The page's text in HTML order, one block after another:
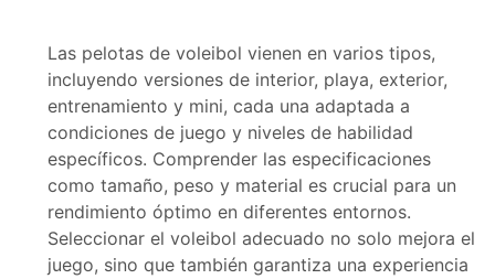
Las pelotas de voleibol vienen en varios tipos,
incluyendo versiones de interior, playa, exterior,
entrenamiento y mini, cada una adaptada a
condiciones de juego y niveles de habilidad
específicos. Comprender las especificaciones
como tamaño, peso y material es crucial para un
rendimiento óptimo en diferentes entornos.
Seleccionar el voleibol adecuado no solo mejora el
juego, sino que también garantiza una experiencia